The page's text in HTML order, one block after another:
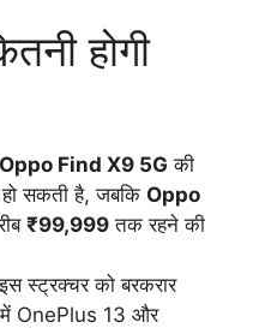
होगी
Oppo Find X9 5G की
हो सकती है, जबकि Oppo
₹99,999 तक रहने की
स्ट्रक्चर को बरकरार
में OnePlus 13 और